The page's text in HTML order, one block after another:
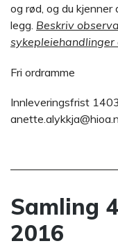
og rød, og du
legg. Beskriv
Fri ordramme
Innleveringsfrist
Samling
2016